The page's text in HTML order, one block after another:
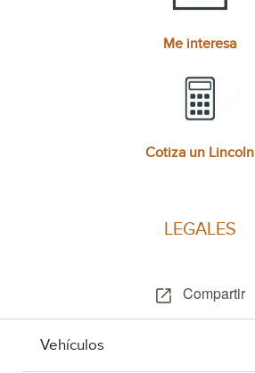
Me interesa
Cotiza un Lincoln
LEGALES
Compartir
Vehículos